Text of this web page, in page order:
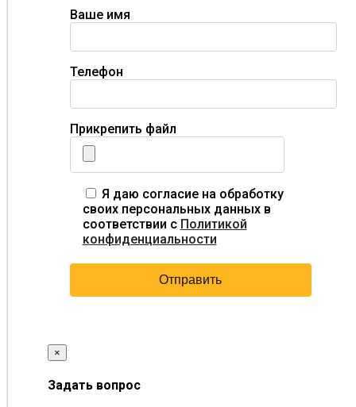
Ваше имя
Телефон
Прикрепить файл
Я даю согласие на обработку
своих персональных данных в
соответствии с Политикой
конфиденциальности
×
Задать вопрос